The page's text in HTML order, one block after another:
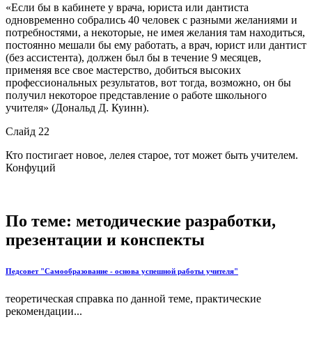
«Если бы в кабинете у врача, юриста или дантиста
одновременно собрались 40 человек с разными желаниями и
потребностями, а некоторые, не имея желания там находиться,
постоянно мешали бы ему работать, а врач, юрист или дантист
(без ассистента), должен был бы в течение 9 месяцев,
применяя все свое мастерство, добиться высоких
профессиональных результатов, вот тогда, возможно, он бы
получил некоторое представление о работе школьного
учителя» (Дональд Д. Куинн).
Слайд 22
Кто постигает новое, лелея старое, тот может быть учителем.
Конфуций
По теме: методические разработки,
презентации и конспекты
Педсовет "Самообразование - основа успешной работы учителя"
теоретическая справка по данной теме, практические
рекомендации...